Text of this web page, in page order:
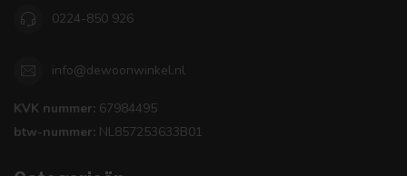
0224-850 926
info@dewoonwinkel.nl
KVK nummer: 67984495
btw-nummer: NL857253633B01